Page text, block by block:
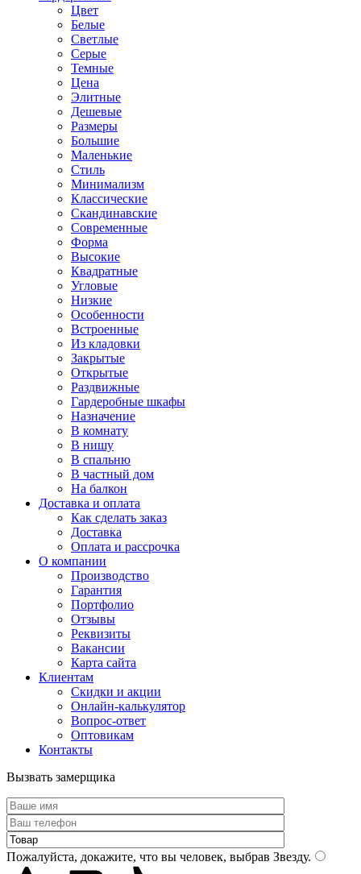
Цвет
Белые
Светлые
Серые
Темные
Цена
Элитные
Дешевые
Размеры
Большие
Маленькие
Стиль
Минимализм
Классические
Скандинавские
Современные
Форма
Высокие
Квадратные
Угловые
Низкие
Особенности
Встроенные
Из кладовки
Закрытые
Открытые
Раздвижные
Гардеробные шкафы
Назначение
В комнату
В нишу
В спальню
В частный дом
На балкон
Доставка и оплата
Как сделать заказ
Доставка
Оплата и рассрочка
О компании
Производство
Гарантия
Портфолио
Отзывы
Реквизиты
Вакансии
Карта сайта
Клиентам
Скидки и акции
Онлайн-калькулятор
Вопрос-ответ
Оптовикам
Контакты
Вызвать замерщика
Пожалуйста, докажите, что вы человек, выбрав Звезду.